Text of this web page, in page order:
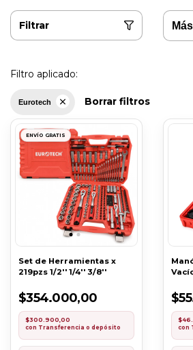
Filtrar
Filtro aplicado:
Eurotech Borrar filtros
ENVÍO GRATIS
Set de Herramientas x
219pzs 1/2'' 1/4'' 3/8''
$354.000,00
$300.900,00
con Transferencia o depósito
con